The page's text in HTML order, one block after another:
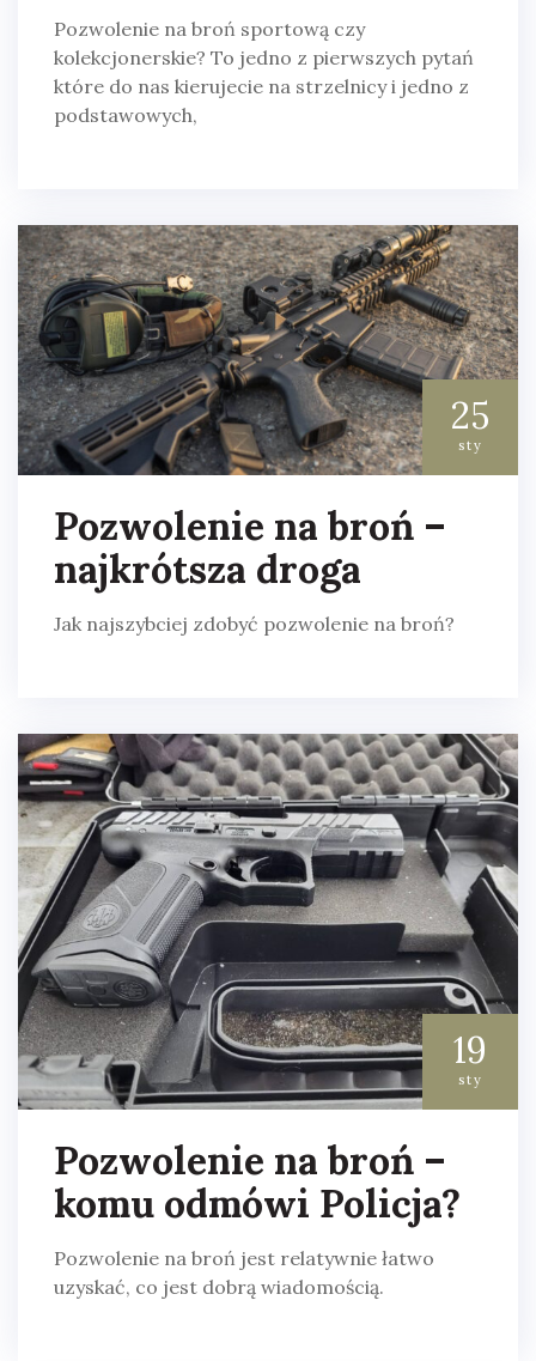
Pozwolenie na broń sportową czy
kolekcjonerskie? To jedno z pierwszych pytań
które do nas kierujecie na strzelnicy i jedno z
podstawowych,
25
sty
Pozwolenie na broń –
najkrótsza droga
Jak najszybciej zdobyć pozwolenie na broń?
19
sty
Pozwolenie na broń –
komu odmówi Policja?
Pozwolenie na broń jest relatywnie łatwo
uzyskać, co jest dobrą wiadomością.